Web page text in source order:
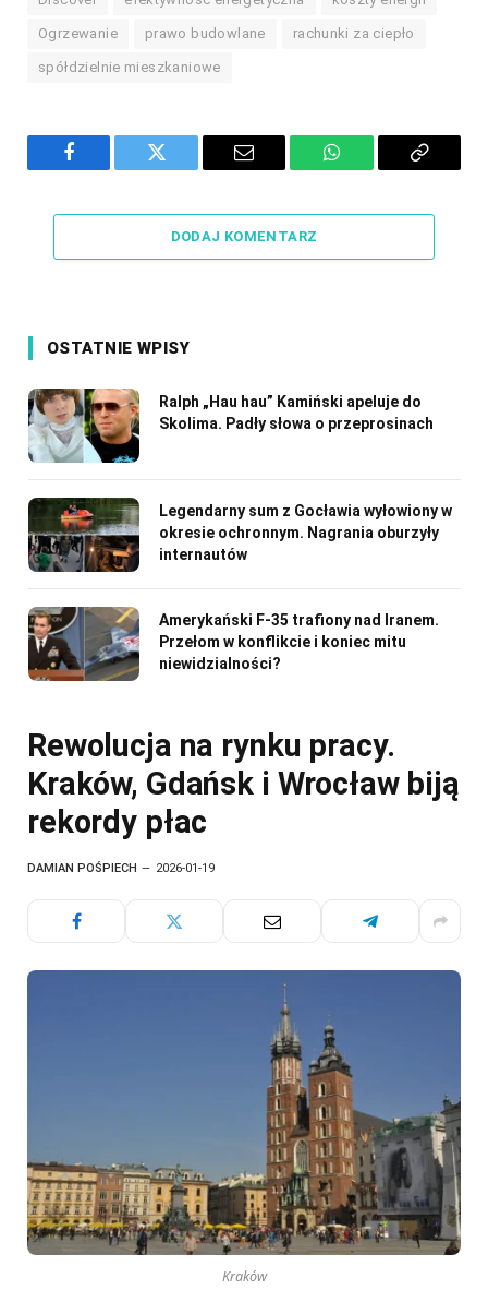
Ogrzewanie prawo budowlane rachunki za ciepło
spółdzielnie mieszkaniowe
Facebook Twitter Email WhatsAppCopy
DODAJ KOMENTARZ
OSTATNIE WPISY
Ralph „Hau hau” Kamiński apeluje do
Skolima. Padły słowa o przeprosinach
Legendarny sum z Gocławia wyłowiony w
okresie ochronnym. Nagrania oburzyły
internautów
Amerykański F-35 trafiony nad Iranem.
Przełom w konflikcie i koniec mitu
niewidzialności?
Rewolucja na rynku pracy.
Kraków, Gdańsk i Wrocław biją
rekordy płac
DAMIAN POŚPIECH 2026-01-19
Kraków